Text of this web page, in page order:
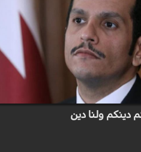
دينكم ولنا دين